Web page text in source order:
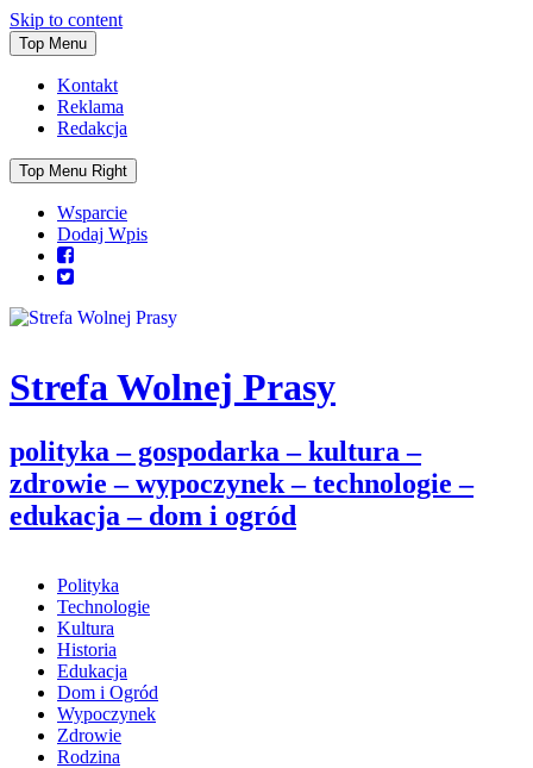
Skip to content
Top Menu
Kontakt
Reklama
Redakcja
Top Menu Right
Wsparcie
Dodaj Wpis
Strefa Wolnej Prasy
polityka – gospodarka – kultura –
zdrowie – wypoczynek – technologie –
edukacja – dom i ogród
Polityka
Technologie
Kultura
Historia
Edukacja
Dom i Ogród
Wypoczynek
Zdrowie
Rodzina